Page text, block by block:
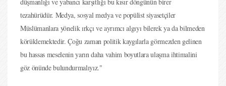
tezahürüdür. Medya, sosyal medya ve popülist siyasetçiler
Müslümanlara yönelik ırkçı ve ayrımcı algıyı bilerek ya da bilmeden
körüklemektedir. Çoğu zaman politik kaygılarla görmezden gelinen
bu hassas meselenin yarın daha vahim boyutlara ulaşma ihtimalini
göz önünde bulundurmalıyız."